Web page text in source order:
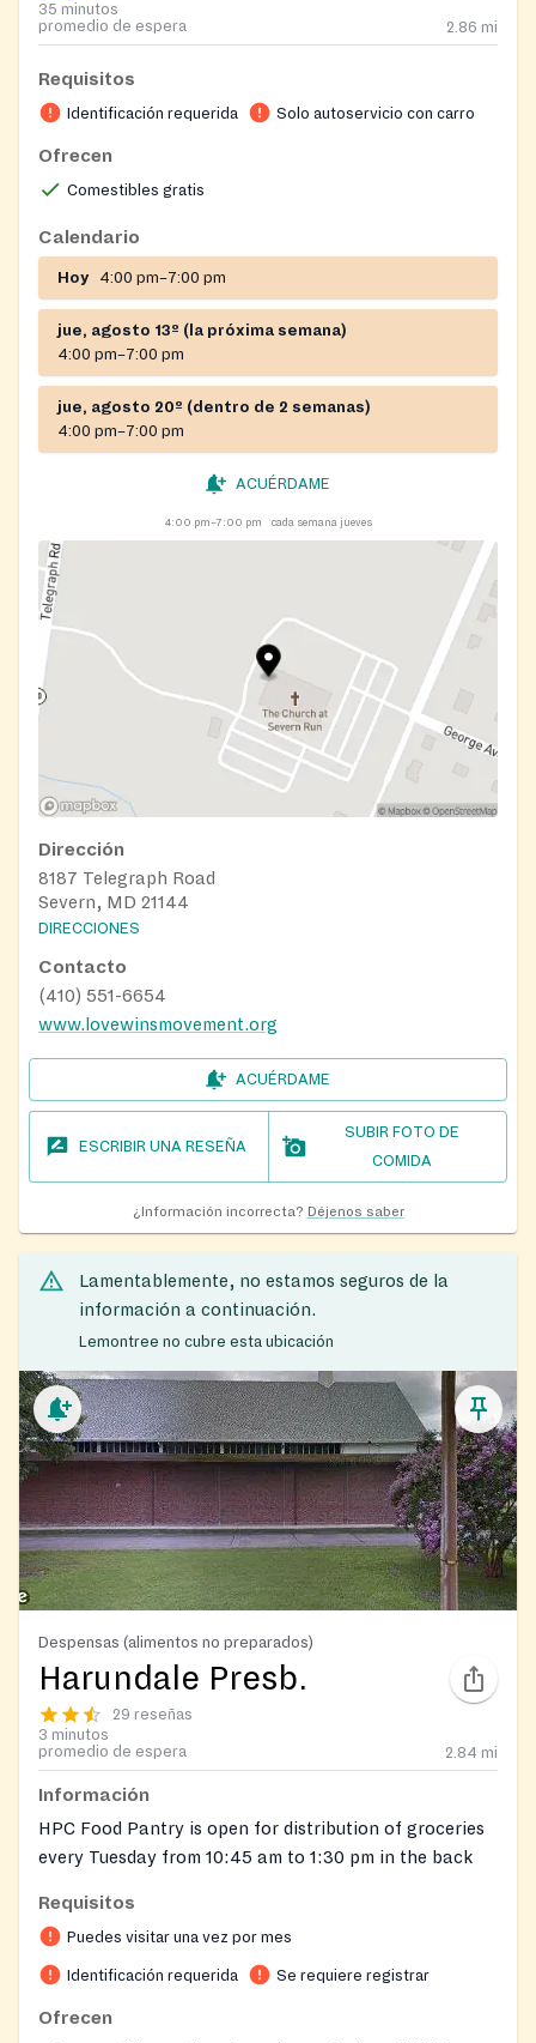
35 minutos
promedio de espera
2.86 mi
Requisitos
Identificación requerida Solo autoservicio con carro
Ofrecen
Comestibles gratis
Calendario
Hoy 4:00 pm–7:00 pm
jue, agosto 13º (la próxima semana)
4:00 pm–7:00 pm
jue, agosto 20º (dentro de 2 semanas)
4:00 pm–7:00 pm
ACUÉRDAME
4:00 pm–7:00 pm cada semana jueves
Dirección
8187 Telegraph Road
Severn, MD 21144
DIRECCIONES
Contacto
(410) 551-6654
www.lovewinsmovement.org
ACUÉRDAME
ESCRIBIR UNA RESEÑA
SUBIR FOTO DE
COMIDA
¿Información incorrecta? Déjenos saber
Lamentablemente, no estamos seguros de la
información a continuación.
Lemontree no cubre esta ubicación
Despensas (alimentos no preparados)
Harundale Presb.
29 reseñas
3 minutos
promedio de espera
2.84 mi
Información
HPC Food Pantry is open for distribution of groceries
every Tuesday from 10:45 am to 1:30 pm in the back
Families and individuals are eligible to receive
groceries once a month. Eligibility requirements are:
Photo ID Must be a resident of Anne Arundel County
Requisitos
Puedes visitar una vez por mes
Identificación requerida Se requiere registrar
Ofrecen